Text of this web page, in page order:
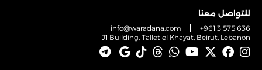
للتواصل معنا
info@waradana.com
+961 3 575 636
J1 Building, Tallet el Khayat, Beirut, Lebanon